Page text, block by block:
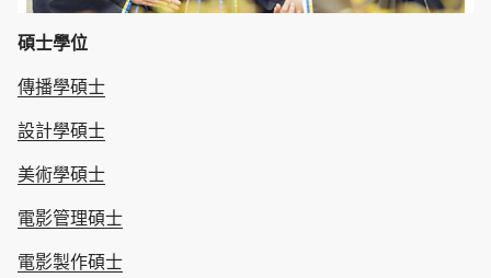
碩士學位
傳播學碩士
設計學碩士
美術學碩士
電影管理碩士
電影製作碩士